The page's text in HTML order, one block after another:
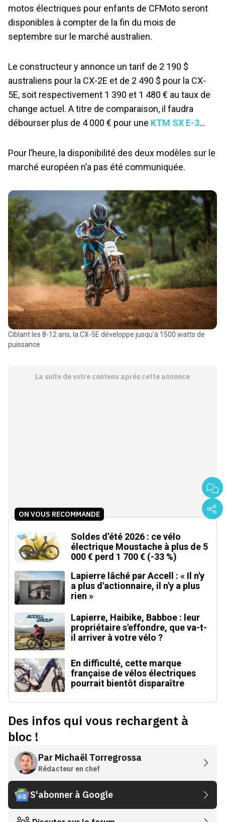
motos électriques pour enfants de CFMoto seront
disponibles à compter de la fin du mois de
septembre sur le marché australien.
Le constructeur y annonce un tarif de 2 190 $
australiens pour la CX-2E et de 2 490 $ pour la CX-
5E, soit respectivement 1 390 et 1 480 € au taux de
change actuel. A titre de comparaison, il faudra
débourser plus de 4 000 € pour une KTM SX E-3…
Pour l’heure, la disponibilité des deux modèles sur le
marché européen n’a pas été communiquée.
Ciblant les 8-12 ans, la CX-5E développe jusqu’à 1500 watts de
puissance
La suite de votre contenu après cette annonce
ON VOUS RECOMMANDE
Soldes d’été 2026 : ce vélo
électrique Moustache à plus de 5
000 € perd 1 700 € (-33 %)
Lapierre lâché par Accell : « Il n'y
a plus d'actionnaire, il n'y a plus
rien »
Lapierre, Haibike, Babboe : leur
propriétaire s'effondre, que va-t-
il arriver à votre vélo ?
En difficulté, cette marque
française de vélos électriques
pourrait bientôt disparaître
Des infos qui vous rechargent à
bloc !
Par Michaël Torregrossa
Rédacteur en chef
S'abonner à Google